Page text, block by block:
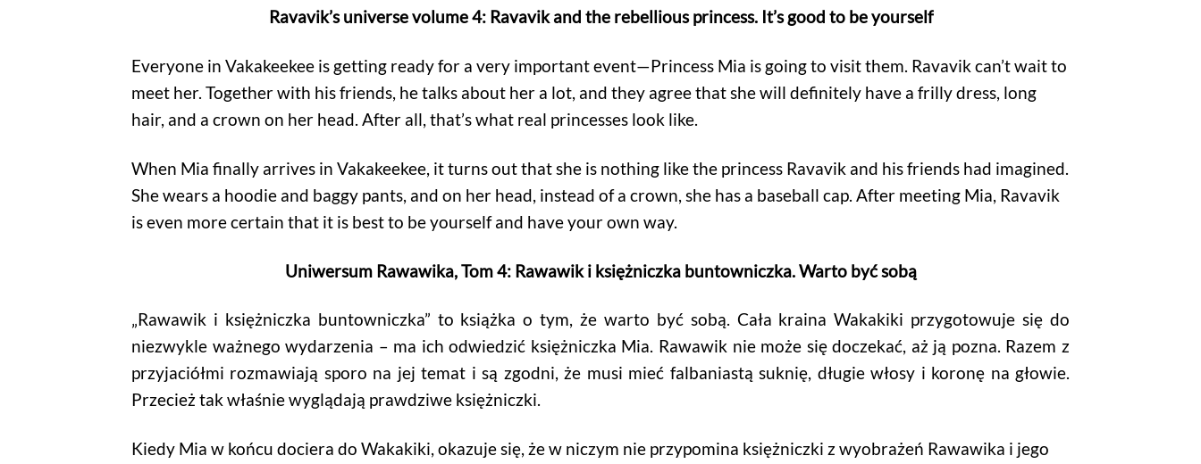
Ravavik’s universe volume 4: Ravavik and the rebellious princess. It’s good to be yourself
Everyone in Vakakeekee is getting ready for a very important event—Princess Mia is going to visit them. Ravavik can’t wait to
meet her. Together with his friends, he talks about her a lot, and they agree that she will definitely have a frilly dress, long
hair, and a crown on her head. After all, that’s what real princesses look like.
When Mia finally arrives in Vakakeekee, it turns out that she is nothing like the princess Ravavik and his friends had imagined.
She wears a hoodie and baggy pants, and on her head, instead of a crown, she has a baseball cap. After meeting Mia, Ravavik
is even more certain that it is best to be yourself and have your own way.
Uniwersum Rawawika, Tom 4: Rawawik i księżniczka buntowniczka. Warto być sobą
„Rawawik i księżniczka buntowniczka” to książka o tym, że warto być sobą. Cała kraina Wakakiki przygotowuje się do
niezwykle ważnego wydarzenia – ma ich odwiedzić księżniczka Mia. Rawawik nie może się doczekać, aż ją pozna. Razem z
przyjaciółmi rozmawiają sporo na jej temat i są zgodni, że musi mieć falbaniastą suknię, długie włosy i koronę na głowie.
Przecież tak właśnie wyglądają prawdziwe księżniczki.
Kiedy Mia w końcu dociera do Wakakiki, okazuje się, że w niczym nie przypomina księżniczki z wyobrażeń Rawawika i jego